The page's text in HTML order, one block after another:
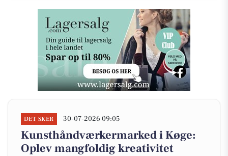
DET SKER 30-07-2026 09:05
Kunsthåndværkermarked i Køge:
Oplev mangfoldig kreativitet